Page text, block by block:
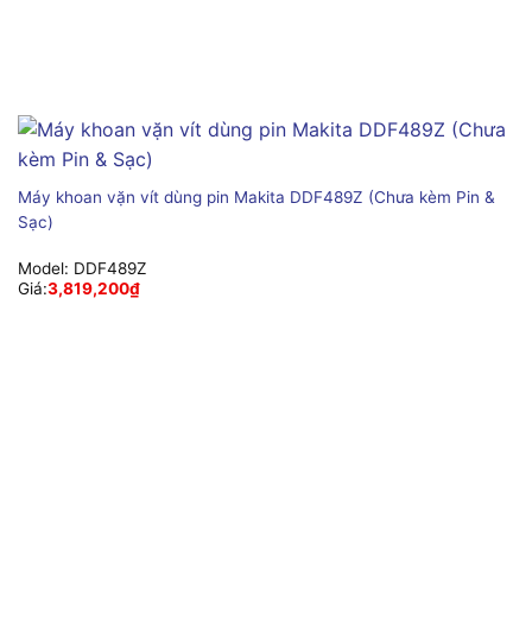
Máy khoan vặn vít dùng pin Makita DDF489Z (Chưa kèm Pin &
Sạc)
Model: DDF489Z
Giá:3,819,200₫